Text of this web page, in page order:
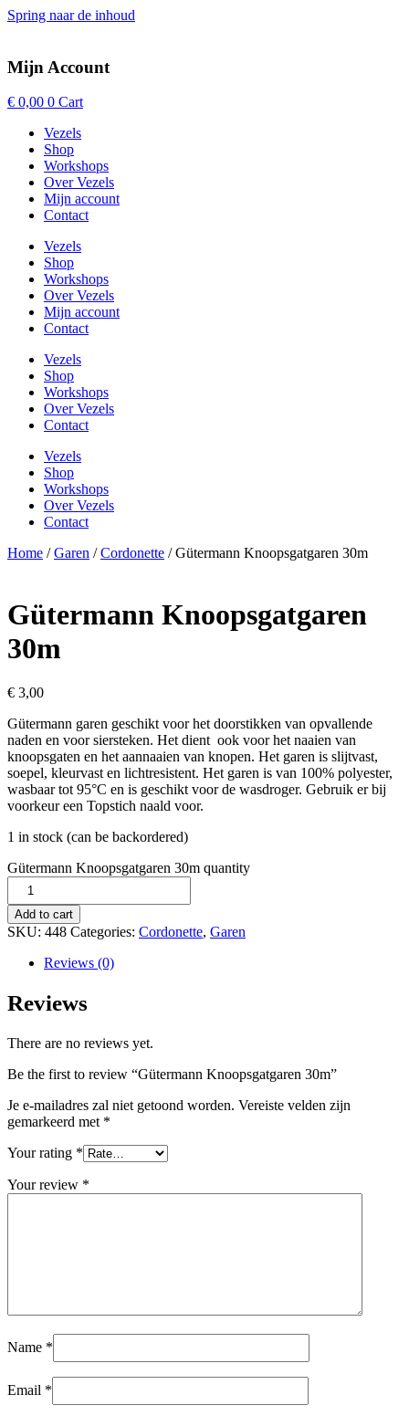
Spring naar de inhoud
Mijn Account
€ 0,00 0 Cart
Vezels
Shop
Workshops
Over Vezels
Mijn account
Contact
Vezels
Shop
Workshops
Over Vezels
Mijn account
Contact
Vezels
Shop
Workshops
Over Vezels
Contact
Vezels
Shop
Workshops
Over Vezels
Contact
Home /Garen /Cordonette / Gütermann Knoopsgatgaren 30m
Gütermann Knoopsgatgaren
30m
€ 3,00
Gütermann garen geschikt voor het doorstikken van opvallende
naden en voor siersteken. Het dient ook voor het naaien van
knoopsgaten en het aannaaien van knopen. Het garen is slijtvast,
soepel, kleurvast en lichtresistent. Het garen is van 100% polyester,
wasbaar tot 95°C en is geschikt voor de wasdroger. Gebruik er bij
voorkeur een Topstich naald voor.
1 in stock (can be backordered)
Gütermann Knoopsgatgaren 30m quantity
Add to cart
SKU: 448 Categories: Cordonette, Garen
Reviews (0)
Reviews
There are no reviews yet.
Be the first to review “Gütermann Knoopsgatgaren 30m”
Je e-mailadres zal niet getoond worden. Vereiste velden zijn
gemarkeerd met *
Your rating *
Your review *
Name *
Email *